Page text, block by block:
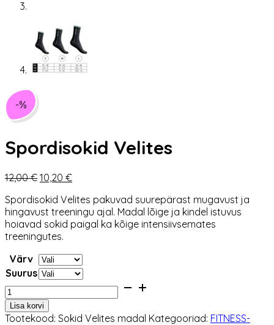
-%
Spordisokid Velites
12,00€ Algne
oli:
12,00 €.
10,20 €Praegune
on:
10,20 €.
Spordisokid Velites pakuvad suurepärast mugavust ja
hingavust treeningu ajal. Madal lõige ja kindel istuvus
hoiavad sokid paigal ka kõige intensiivsemates
treeningutes.
Värv
Suurus
Spordisokid
Velites
kogus
Lisa korvi
Tootekood: Sokid Velites madal Kategooriad: FITNESS-